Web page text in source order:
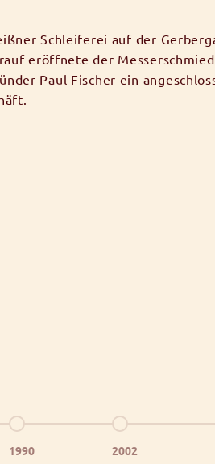
Schleiferei auf der
eröffnete der
Paul Fischer ein
6Gehe zu Element 7
1990
Gehe zu Element
2002